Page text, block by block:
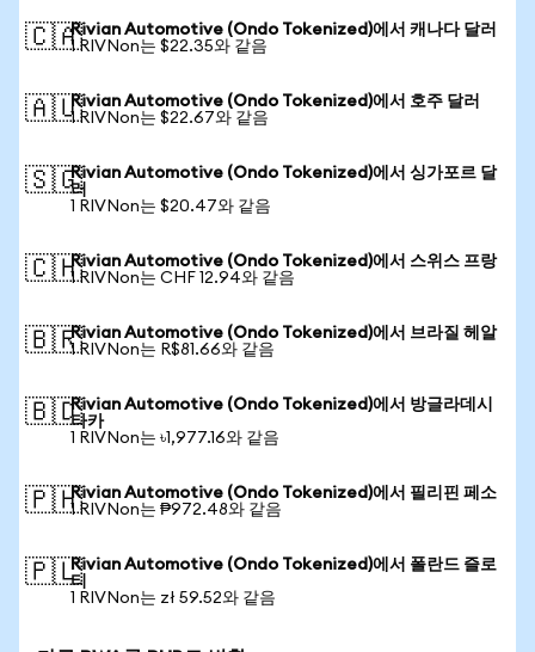
🇨🇦Rivian Automotive (Ondo Tokenized)에서 캐나다 달러
1 RIVNon는 $22.35와 같음
🇦🇺Rivian Automotive (Ondo Tokenized)에서 호주 달러
1 RIVNon는 $22.67와 같음
🇸🇬Rivian Automotive (Ondo Tokenized)에서 싱가포르 달
러
1 RIVNon는 $20.47와 같음
🇨🇭Rivian Automotive (Ondo Tokenized)에서 스위스 프랑
1 RIVNon는 CHF 12.94와 같음
🇧🇷Rivian Automotive (Ondo Tokenized)에서 브라질 헤알
1 RIVNon는 R$81.66와 같음
🇧🇩Rivian Automotive (Ondo Tokenized)에서 방글라데시
타카
1 RIVNon는 ৳1,977.16와 같음
🇵🇭Rivian Automotive (Ondo Tokenized)에서 필리핀 페소
1 RIVNon는 ₱972.48와 같음
🇵🇱Rivian Automotive (Ondo Tokenized)에서 폴란드 즐로
티
1 RIVNon는 zł 59.52와 같음